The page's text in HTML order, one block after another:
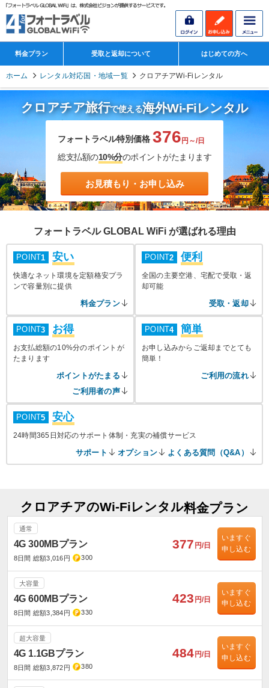
料金プラン 受取と返却について はじめての方へ
ホーム レンタル対応国・地域一覧 クロアチアWi-Fiレンタル
クロアチア旅行で使える海外Wi-Fiレンタル
フォートラベル特別価格 376円～/日
総支払額の10%分のポイントがたまります
お見積もり・お申し込み
フォートラベル GLOBAL WiFi が選ばれる理由
POINT1 安い
快適なネット環境を定額格安プラ
ンで容量別に提供
料金プラン
POINT2 便利
全国の主要空港、宅配で受取・返
却可能
受取・返却
POINT3 お得
お支払総額の10%分のポイントが
たまります
ポイントがたまる
ご利用者の声
POINT4 簡単
お申し込みからご返却までとても
簡単！
ご利用の流れ
POINT5 安心
24時間365日対応のサポート体制・充実の補償サービス
サポート オプション よくある質問（Q&A）
クロアチアのWi-Fiレンタル料金プラン
通常
4G 300MBプラン
8日間 総額3,016円 300
377 円/日
いますぐ
申し込む
大容量
4G 600MBプラン
8日間 総額3,384円 330
423 円/日
いますぐ
申し込む
超大容量
4G 1.1GBプラン
8日間 総額3,872円 380
484 円/日
いますぐ
申し込む